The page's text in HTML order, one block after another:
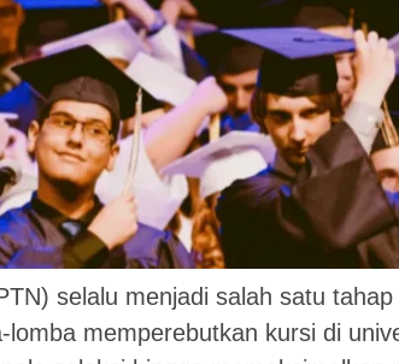
selalu menjadi salah satu
memperebutkan kursi di